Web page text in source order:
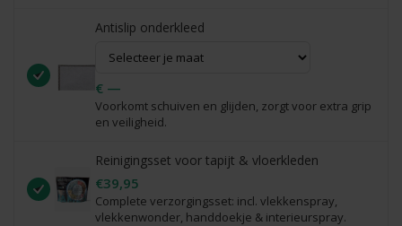
Antislip onderkleed
€ —
Voorkomt schuiven en glijden, zorgt voor extra grip
en veiligheid.
Reinigingsset voor tapijt & vloerkleden
€39,95
Complete verzorgingsset: incl. vlekkenspray,
vlekkenwonder, handdoekje & interieurspray.